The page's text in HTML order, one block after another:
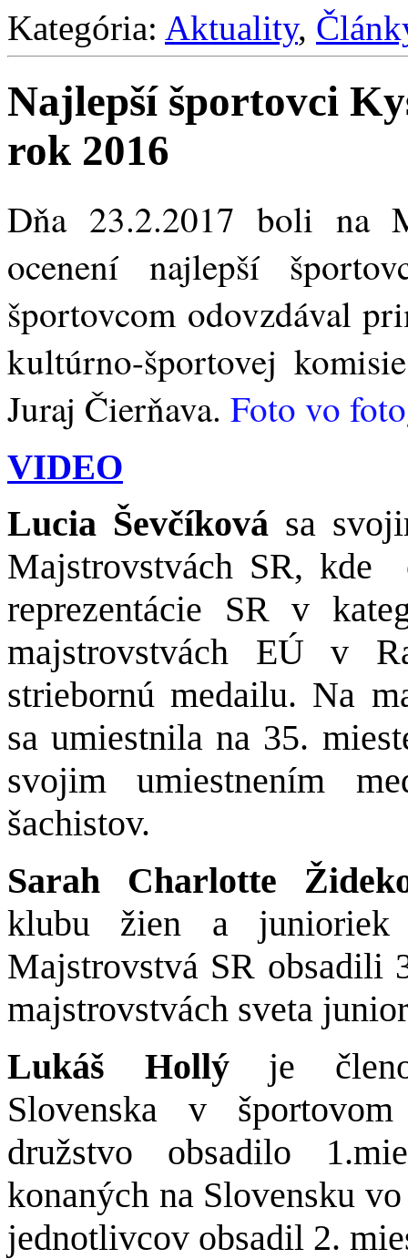
Kategória: Aktuality,
Najlepší športovci
rok 2016
Dňa 23.2.2017 boli na
ocenení najlepší
športovcom odovzdával
kultúrno-športovej
Juraj Čierňava. Foto vo
VIDEO
Lucia Ševčíková sa
Majstrovstvách SR, kde
reprezentácie SR v
majstrovstvách EÚ v
striebornú medailu. Na
sa umiestnila na 35.
svojim umiestnením
šachistov.
Sarah Charlotte
klubu žien a
Majstrovstvá SR obsadili
majstrovstvách sveta
Lukáš Hollýje
Slovenska v
družstvo obsadilo
konaných na Slovensku
jednotlivcov obsadil 2.